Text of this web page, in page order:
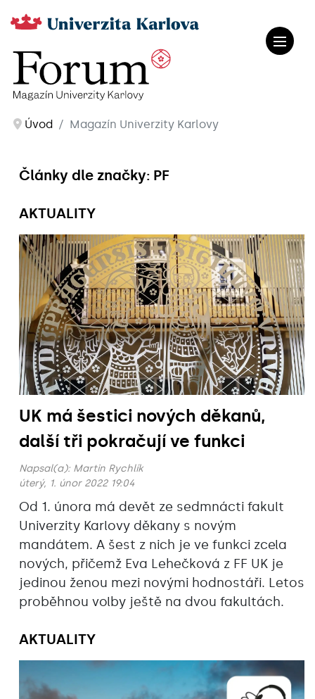
Úvod Magazín Univerzity Karlovy
Články dle značky: PF
AKTUALITY
UK má šestici nových děkanů,
další tři pokračují ve funkci
Napsal(a): Martin Rychlík
úterý, 1. únor 2022 19:04
Od 1. února má devět ze sedmnácti fakult
Univerzity Karlovy děkany s novým
mandátem. A šest z nich je ve funkci zcela
nových, přičemž Eva Lehečková z FF UK je
jedinou ženou mezi novými hodnostáři. Letos
proběhnou volby ještě na dvou fakultách.
AKTUALITY